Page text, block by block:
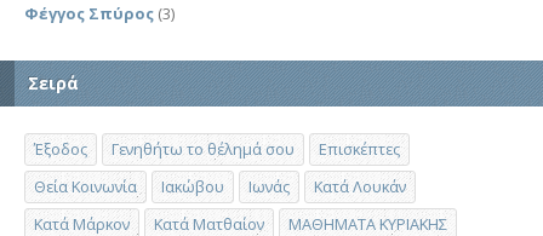
Φέγγος Σπύρος (3)
Σειρά
Έξοδος Γενηθήτω το θέλημά σου
Επισκέπτες
Θεία Κοινωνία
Ιακώβου Ιωνάς
Κατά Λουκάν
Κατά Μάρκον
Κατά Ματθαίον
ΜΑΘΗΜΑΤΑ ΚΥΡΙΑΚΗΣ